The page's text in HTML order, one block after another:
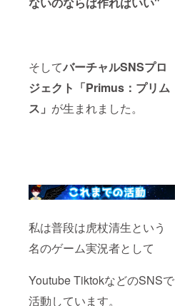
そしてバーチャルSNSプロ
ジェクト「Primus：プリム
ス」 が生まれました。
私は普段は虎杖清生という
名のゲーム実況者として
Youtube TiktokなどのSNSで
活動しています。